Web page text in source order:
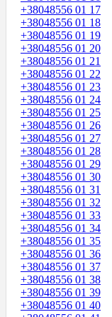
+38048556 01 17
+38048556 01 18
+38048556 01 19
+38048556 01 20
+38048556 01 21
+38048556 01 22
+38048556 01 23
+38048556 01 24
+38048556 01 25
+38048556 01 26
+38048556 01 27
+38048556 01 28
+38048556 01 29
+38048556 01 30
+38048556 01 31
+38048556 01 32
+38048556 01 33
+38048556 01 34
+38048556 01 35
+38048556 01 36
+38048556 01 37
+38048556 01 38
+38048556 01 39
+38048556 01 40